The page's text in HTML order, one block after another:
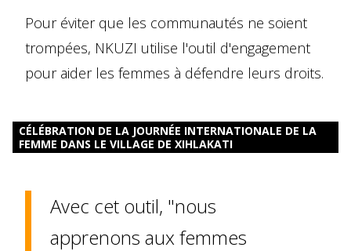
Pour éviter que les communautés ne soient
trompées, NKUZI utilise l'outil d'engagement
pour aider les femmes à défendre leurs droits.
CÉLÉBRATION DE LA JOURNÉE INTERNATIONALE DE LA
FEMME DANS LE VILLAGE DE XIHLAKATI
Avec cet outil, "nous
apprenons aux femmes